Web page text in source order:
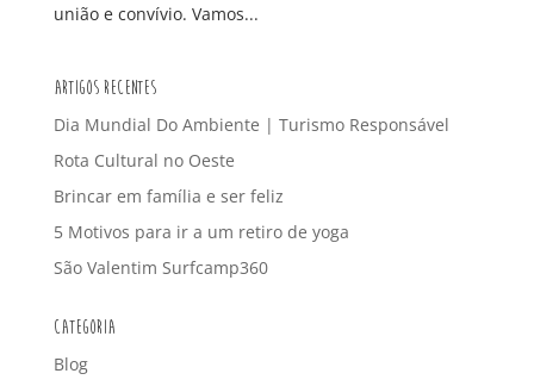
união e convívio. Vamos...
Artigos Recentes
Dia Mundial Do Ambiente | Turismo Responsável
Rota Cultural no Oeste
Brincar em família e ser feliz
5 Motivos para ir a um retiro de yoga
São Valentim Surfcamp360
Categoria
Blog